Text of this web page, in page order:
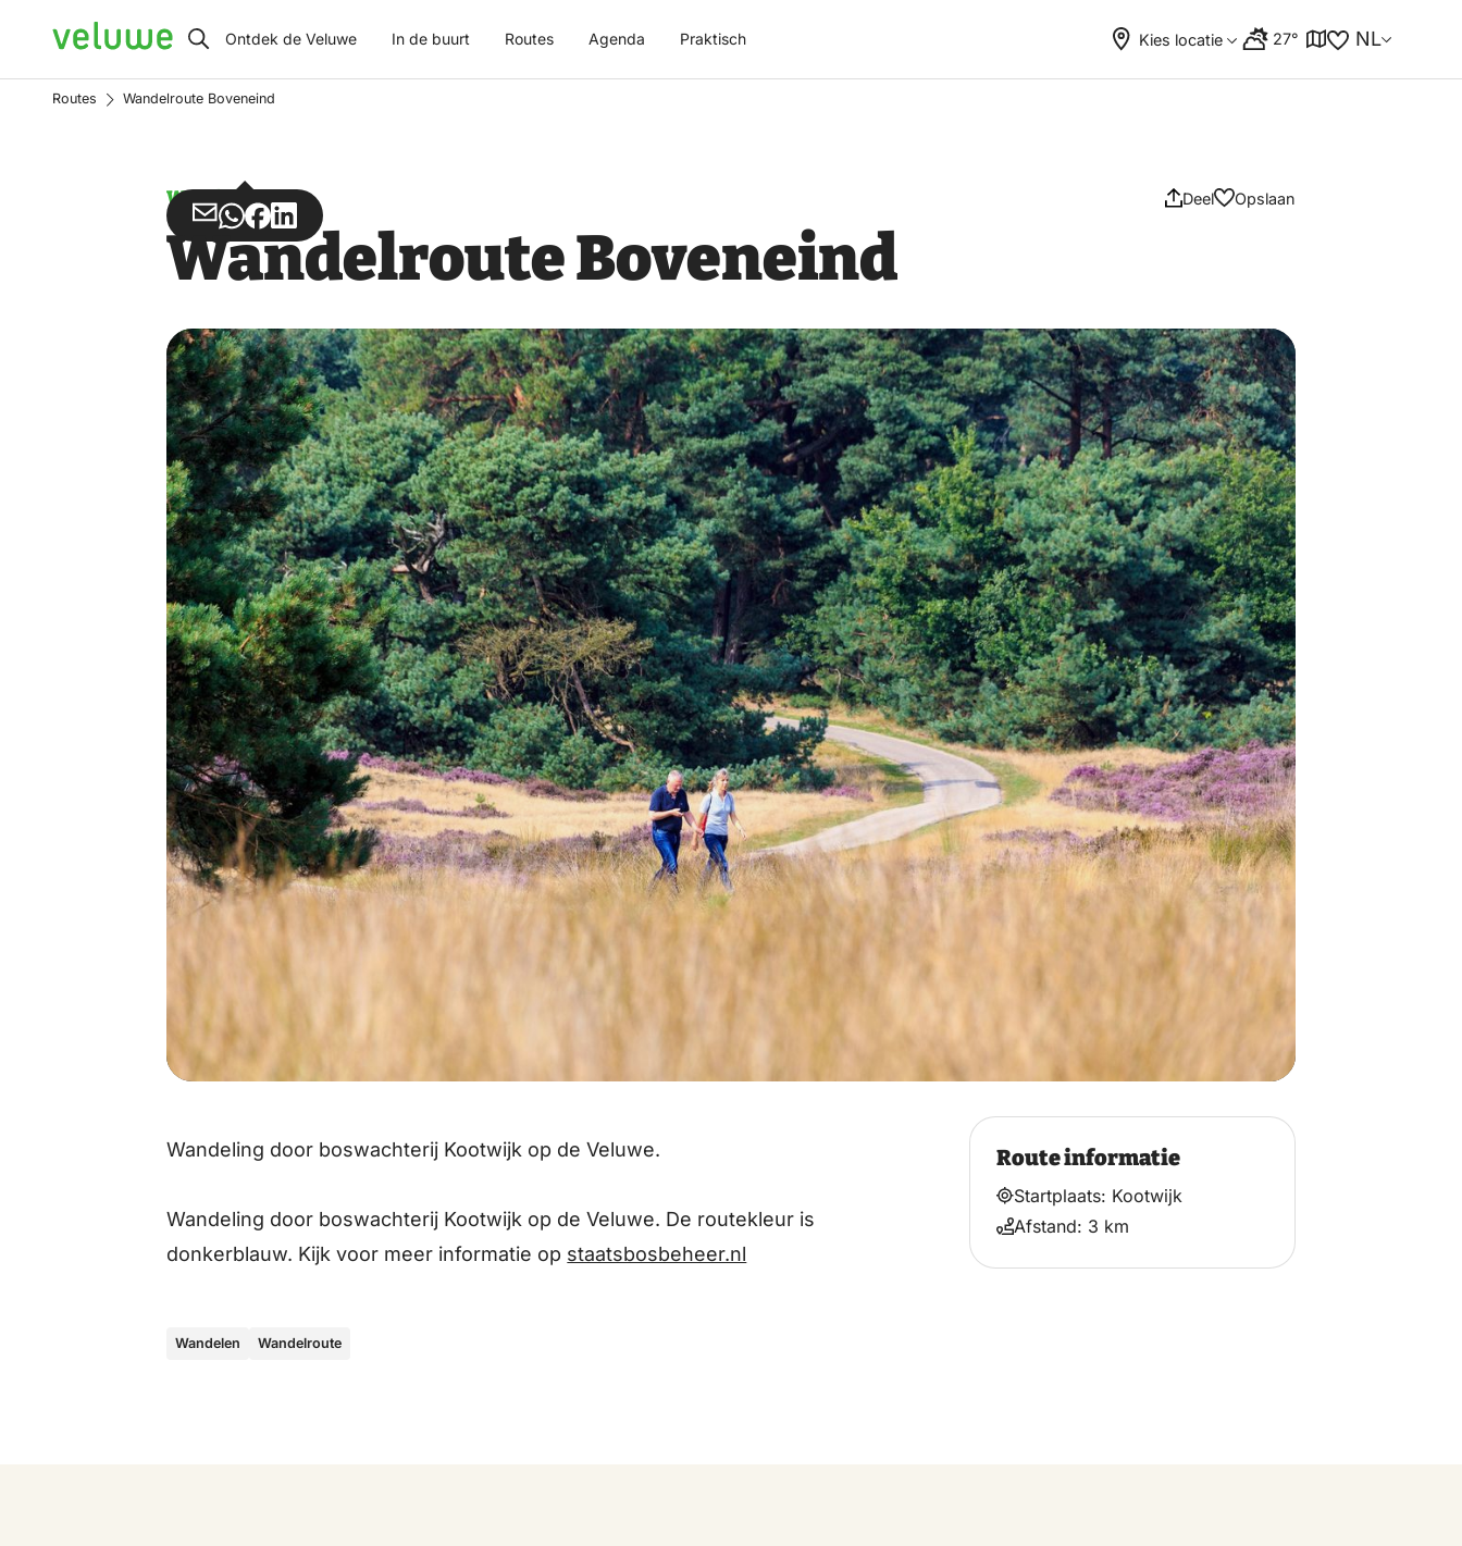
Veluwe Ontdek de Veluwe In de buurt Routes Agenda Praktisch Kies locatie 27° NL
Routes Wandelroute Boveneind
Wandelen Deel
Deel
via
Deel
via
Deel
op
Deel
op
Opslaan
Wandelroute Boveneind
Wandeling door boswachterij Kootwijk op de Veluwe.
Wandeling door boswachterij Kootwijk op de Veluwe. De routekleur is
donkerblauw. Kijk voor meer informatie op staatsbosbeheer.nl
Wandelen Wandelroute
Route informatie
Startplaats: Kootwijk
Afstand: 3 km